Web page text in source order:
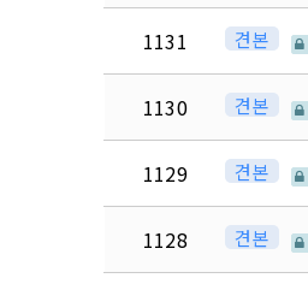
1131 견본
1130 견본
1129 견본
1128 견본